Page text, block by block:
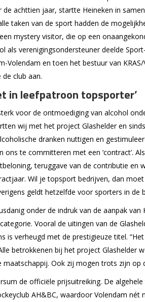
achttien jaar, startte Heineken in
taken van de sport hadden de
mystery visitor, die op een
als verenigingsondersteuner deelde
Volendam en toen het bestuur van
club aan.
in leefpatroon topsporter’
voor de ontmoediging van alcohol
wij met het project Glashelder en
dranken nuttigen en
ons te committeren met een ‘contract’.
teruggave van de contributie en
Wil je topsport bedrijven, dan
geldt hetzelfde voor sporters in de
onder de indruk van de aanpak van
Vooral de uitingen van de
is verheugd met de prestigieuze titel.
betrokkenen bij het project Glashelder
Ook zij mogen trots zijn op
de officiële prijsuitreiking. De
AH&BC, waardoor Volendam